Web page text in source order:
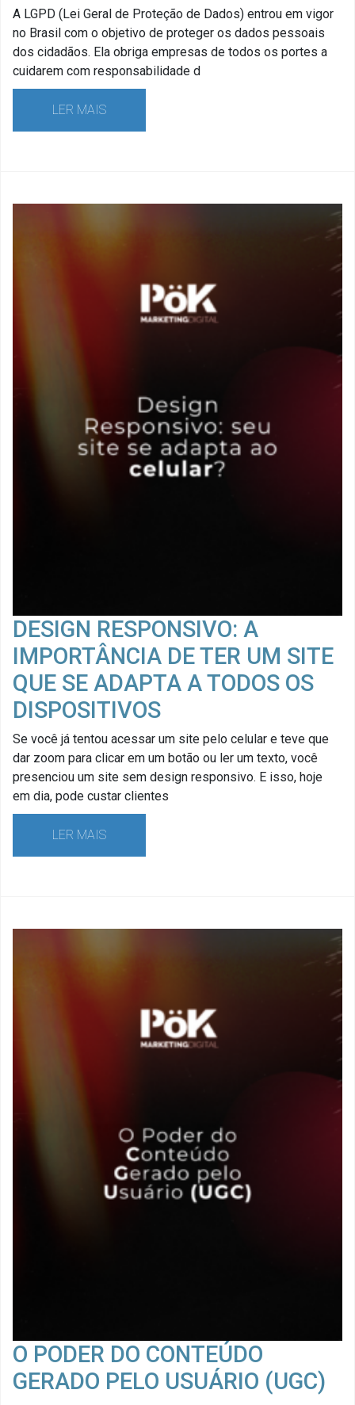
A LGPD (Lei Geral de Proteção de Dados) entrou em vigor
no Brasil com o objetivo de proteger os dados pessoais
dos cidadãos. Ela obriga empresas de todos os portes a
cuidarem com responsabilidade d
LER MAIS
DESIGN RESPONSIVO: A
IMPORTÂNCIA DE TER UM SITE
QUE SE ADAPTA A TODOS OS
DISPOSITIVOS
Se você já tentou acessar um site pelo celular e teve que
dar zoom para clicar em um botão ou ler um texto, você
presenciou um site sem design responsivo. E isso, hoje
em dia, pode custar clientes
LER MAIS
O PODER DO CONTEÚDO
GERADO PELO USUÁRIO (UGC)